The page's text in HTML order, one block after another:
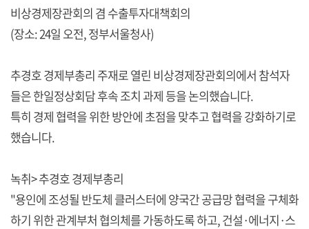
비상경제장관회의 겸 수출투자대책회의
(장소: 24일 오전, 정부서울청사)
추경호 경제부총리 주재로 열린 비상경제장관회의에서 참석자
들은 한일정상회담 후속 조치 과제 등을 논의했습니다.
특히 경제 협력을 위한 방안에 초점을 맞추고 협력을 강화하기로
했습니다.
녹취> 추경호 경제부총리
"용인에 조성될 반도체 클러스터에 양국간 공급망 협력을 구체화
하기 위한 관계부처 협의체를 가동하도록 하고, 건설·에너지·스